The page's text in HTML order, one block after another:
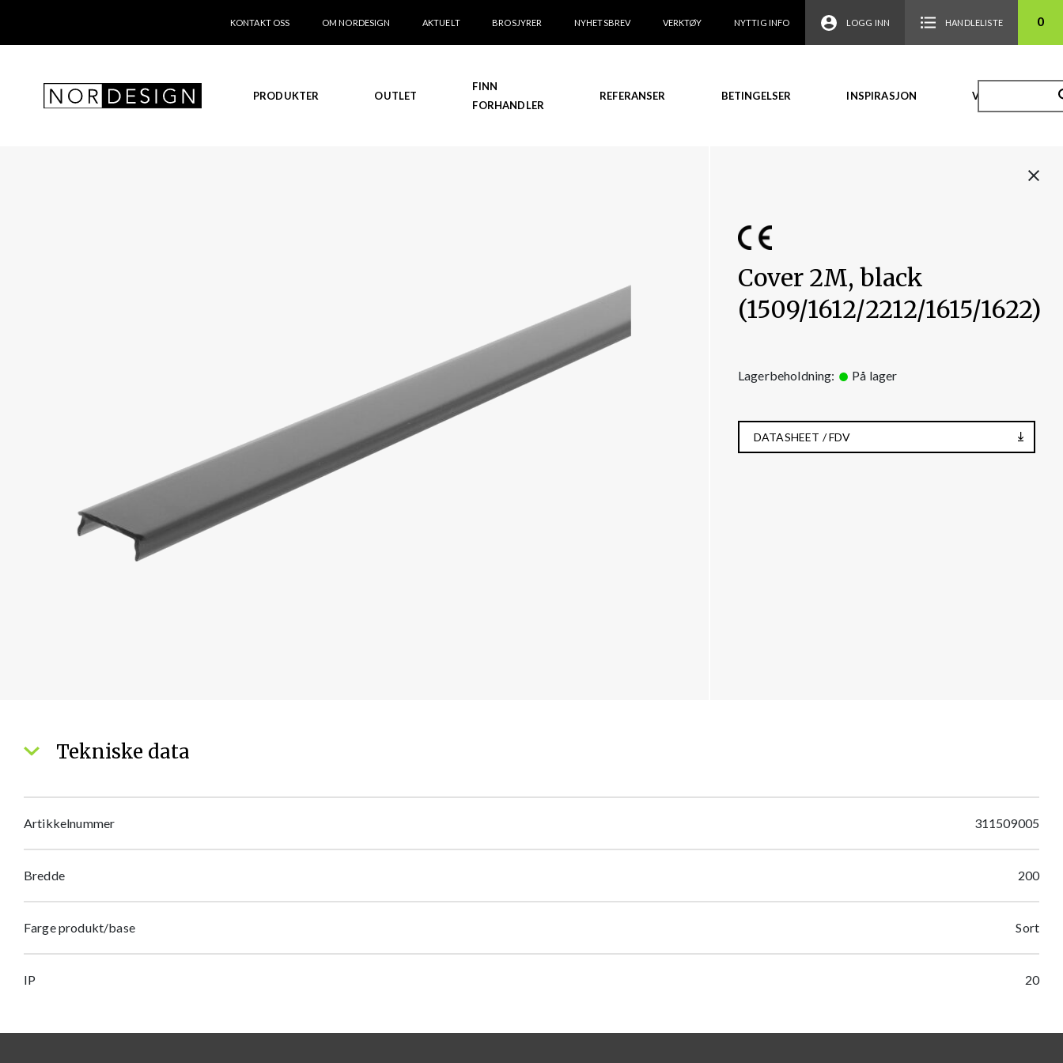
KONTAKT OSS OM NORDESIGN AKTUELT BROSJYRER NYHETSBREV VERKTØY NYTTIG INFO LOGG INN HANDLELISTE 0
PRODUKTER OUTLET
FINN
FORHANDLER
REFERANSER BETINGELSER INSPIRASJON VIDEO
Cover 2M, black
(1509/1612/2212/1615/1622)
Lagerbeholdning: På lager
DATASHEET / FDV
Tekniske data
Artikkelnummer 311509005
Bredde 200
Farge produkt/base Sort
IP 20